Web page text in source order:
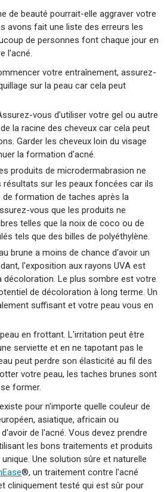
de beauté pourrait-elle aggraver votre
avons fait une liste des erreurs les
de personnes font chaque jour en
l'acné.
votre entraînement, assurez-
sur la peau car cela peut
vous d'utiliser votre gel ou autre
la racine des cheveux car cela peut
Garder les cheveux loin du visage
la formation d'acné.
produits de microdermabrasion ne
résultats sur les peaux foncées car ils
de formation de taches après la
vous que les produits ne
telles que la noix de coco ou de
tels que des billes de polyéthylène.
brune a moins de chance d'avoir un
l'exposition aux rayons UVA est
décoloration. Le plus sombre est votre
de décoloration à long terme. Un
suffisant et votre peau vous en
en frottant. L'irritation peut être
serviette et en ne tapotant pas le
peut perdre son élasticité au fil des
votre peau, les taches brunes sont
former.
pour n'importe quelle couleur de
asiatique, africain ou
de l'acné. Vous devez prendre
les bons traitements et produits
Une solution sûre et naturelle
®, un traitement contre l'acné
cliniquement testé qui est sûr pour